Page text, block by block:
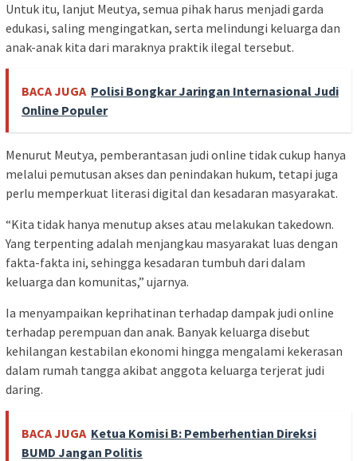
Untuk itu, lanjut Meutya, semua pihak harus menjadi garda
edukasi, saling mengingatkan, serta melindungi keluarga dan
anak-anak kita dari maraknya praktik ilegal tersebut.
BACA JUGA Polisi Bongkar Jaringan Internasional Judi
Online Populer
Menurut Meutya, pemberantasan judi online tidak cukup hanya
melalui pemutusan akses dan penindakan hukum, tetapi juga
perlu memperkuat literasi digital dan kesadaran masyarakat.
“Kita tidak hanya menutup akses atau melakukan takedown.
Yang terpenting adalah menjangkau masyarakat luas dengan
fakta-fakta ini, sehingga kesadaran tumbuh dari dalam
keluarga dan komunitas,” ujarnya.
Ia menyampaikan keprihatinan terhadap dampak judi online
terhadap perempuan dan anak. Banyak keluarga disebut
kehilangan kestabilan ekonomi hingga mengalami kekerasan
dalam rumah tangga akibat anggota keluarga terjerat judi
daring.
BACA JUGA Ketua Komisi B: Pemberhentian Direksi
BUMD Jangan Politis